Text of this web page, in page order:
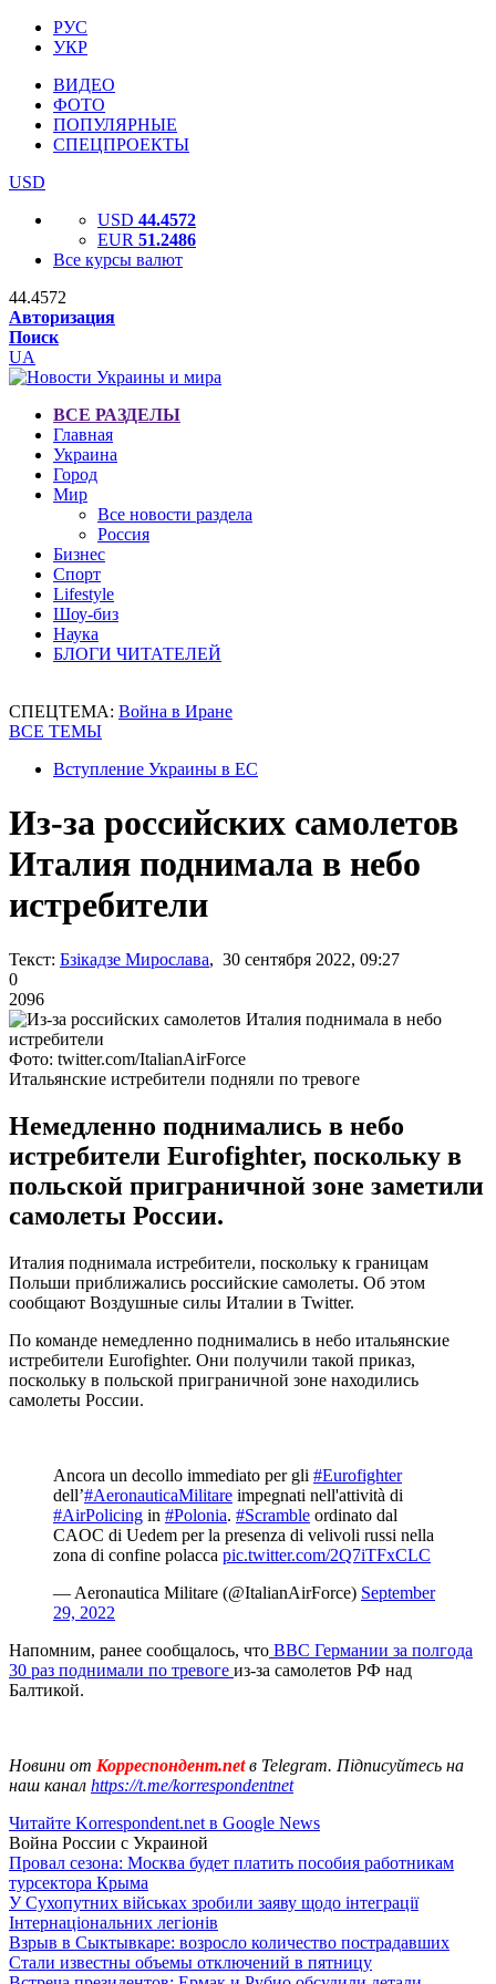
РУС
УКР
ВИДЕО
ФОТО
ПОПУЛЯРНЫЕ
СПЕЦПРОЕКТЫ
USD
USD 44.4572
EUR 51.2486
Все курсы валют
44.4572
Авторизация
Поиск
UA
ВСЕ РАЗДЕЛЫ
Главная
Украина
Город
Мир
Все новости раздела
Россия
Бизнес
Спорт
Lifestyle
Шоу-биз
Наука
БЛОГИ ЧИТАТЕЛЕЙ
СПЕЦТЕМА: Война в Иране
ВСЕ ТЕМЫ
Вступление Украины в ЕС
Из-за российских самолетов
Италия поднимала в небо
истребители
Текст: Бзікадзе Мирослава, 30 сентября 2022, 09:27
0
2096
Фото: twitter.com/ItalianAirForce
Итальянские истребители подняли по тревоге
Немедленно поднимались в небо
истребители Eurofighter, поскольку в
польской приграничной зоне заметили
самолеты России.
Италия поднимала истребители, поскольку к границам
Польши приближались российские самолеты. Об этом
сообщают Воздушные силы Италии в Twitter.
По команде немедленно поднимались в небо итальянские
истребители Eurofighter. Они получили такой приказ,
поскольку в польской приграничной зоне находились
самолеты России.
Ancora un decollo immediato per gli #Eurofighter
dell’#AeronauticaMilitare impegnati nell'attività di
#AirPolicing in #Polonia. #Scramble ordinato dal
CAOC di Uedem per la presenza di velivoli russi nella
zona di confine polacca pic.twitter.com/2Q7iTFxCLC
— Aeronautica Militare (@ItalianAirForce) September
29, 2022
Напомним, ранее сообщалось, что ВВС Германии за полгода
30 раз поднимали по тревоге из-за самолетов РФ над
Балтикой.
Новини от Корреспондент.netв Telegram. Підписуйтесь на
наш канал https://t.me/korrespondentnet
Читайте Korrespondent.net в Google News
Война России с Украиной
Провал сезона: Москва будет платить пособия работникам
турсектора Крыма
У Сухопутних військах зробили заяву щодо інтеграції
Інтернаціональних легіонів
Взрыв в Сыктывкаре: возросло количество пострадавших
Стали известны объемы отключений в пятницу